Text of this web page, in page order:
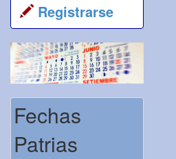
Registrarse
Fechas
Patrias